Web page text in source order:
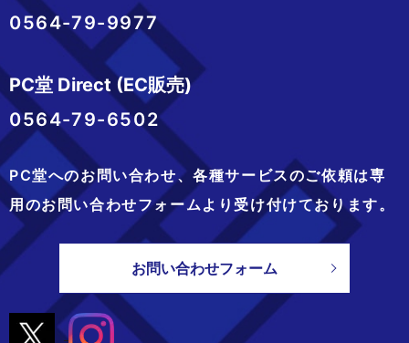
0564-79-9977
PC堂 Direct (EC販売)
0564-79-6502
PC堂へのお問い合わせ、各種サービスのご依頼は専
用のお問い合わせフォームより 受け付けております。
お問い合わせフォーム